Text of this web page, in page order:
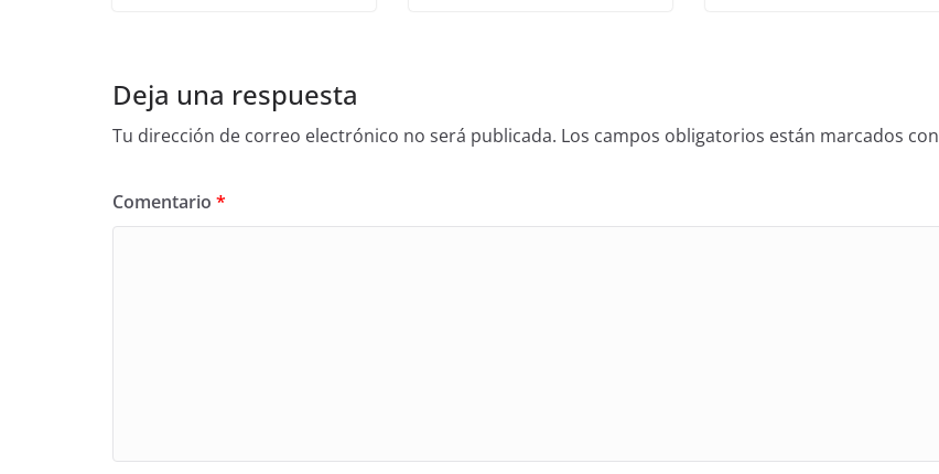
Deja una respuesta
Tu dirección de correo electrónico no será publicada. Los campos obligatorios están marcados con
Comentario *